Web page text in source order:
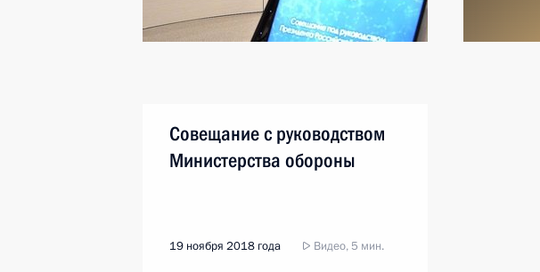
Совещание с руководством
Министерства обороны
19 ноября 2018 года Видео, 5 мин.